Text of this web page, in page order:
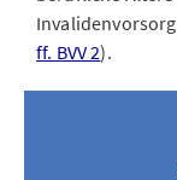
ff. BVV 2).